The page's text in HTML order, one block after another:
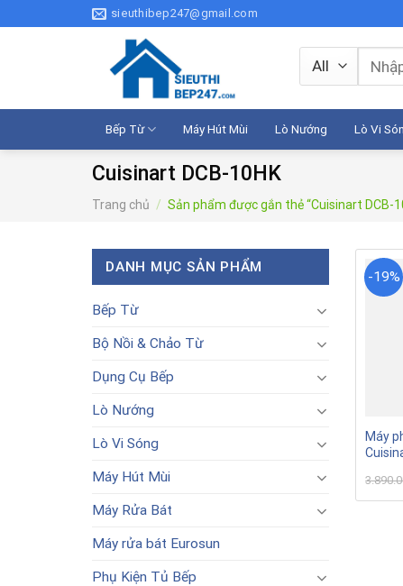
to
sieuthibep247@gmail.com
Tìm
kiếm:
Bếp Từ Máy Hút Mùi Lò Nướng Lò Vi
Cuisinart DCB-10HK
Trang chủ / Sản phẩm được gắn thẻ “Cuisinart DCB-
DANH MỤC SẢN PHẨM
Bếp Từ
Bộ Nồi & Chảo Từ
Dụng Cụ Bếp
Lò Nướng
Lò Vi Sóng
Máy Hút Mùi
Máy Rửa Bát
Máy rửa bát Eurosun
Phụ Kiện Tủ Bếp
-19%
Máy